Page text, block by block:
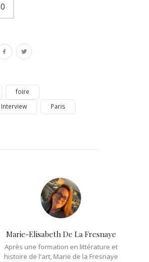
0
foire
Interview
Paris
Marie-Elisabeth De La Fresnaye
Après une formation en littérature et
histoire de l'art, Marie de la Fresnaye